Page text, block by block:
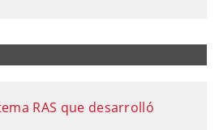
RAS que desarrolló